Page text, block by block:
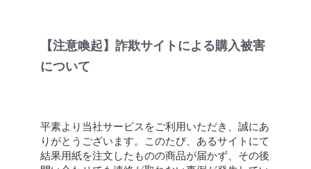
【注意喚起】詐欺サイトによる購入被害
について
平素より当社サービスをご利用いただき、誠にあ
りがとうございます。このたび、あるサイトにて
結果用紙を注文したものの商品が届かず、その後